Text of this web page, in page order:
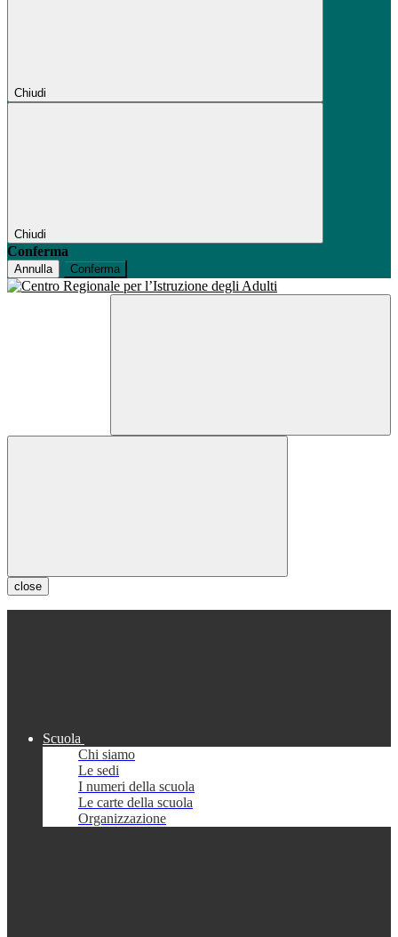
Chiudi
Chiudi
Conferma
Annulla Conferma
close
Scuola
Chi siamo
Le sedi
I numeri della scuola
Le carte della scuola
Organizzazione